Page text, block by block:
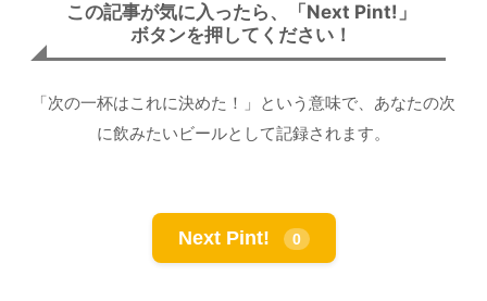
この記事が気に入ったら、「Next Pint!」
ボタンを押してください！
「次の一杯はこれに決めた！」という意味で、あなたの次
に飲みたいビールとして記録されます。
Next Pint! 0